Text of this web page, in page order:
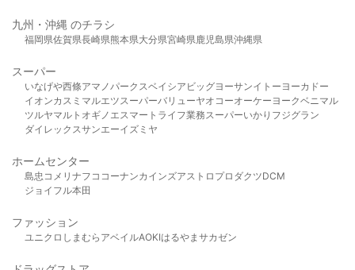
九州・沖縄 のチラシ
福岡県佐賀県長崎県熊本県大分県宮崎県鹿児島県沖縄県
スーパー
いなげや西條アマノパークスベイシア ビッグヨーサンイトーヨーカドー
イオンカスミ マルエツスーパーバリューヤオコーオーケー ヨークベニマル
ツルヤマルト オギノ エスマート ライフ業務スーパーいかり フジグラン
ダイレックスサンエーイズミヤ
ホームセンター
島忠 コメリ ナフコ コーナンカインズアストロプロダクツDCM
ジョイフル本田
ファッション
ユニクロ しまむら アベイルAOKIはるやま サカゼン